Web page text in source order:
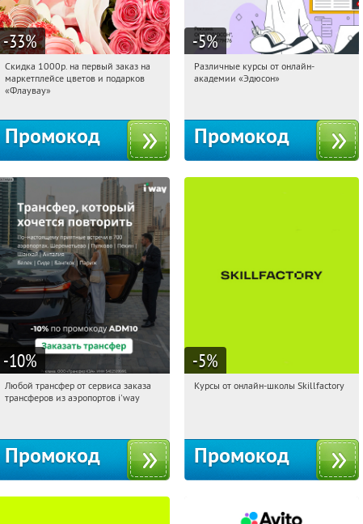
-33%
23:27:33 Получили:
Россия
Скидка 1000р. на первый заказ на
маркетплейсе цветов и подарков
«Флаувау»
Промокод
-5%
23:27:33 Получили:
Различные курсы от онлайн-
академии «Эдюсон»
Промокод
-10%
23:27:33
Получи первым!
Любой трансфер от сервиса заказа
трансферов из аэропортов i'way
Промокод
-5%
23:27:33
Получи первым!
Курсы от онлайн-школы Skillfactory
Промокод